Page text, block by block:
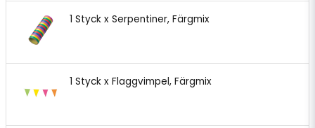
1 Styck x Serpentiner, Färgmix
1 Styck x Flaggvimpel, Färgmix